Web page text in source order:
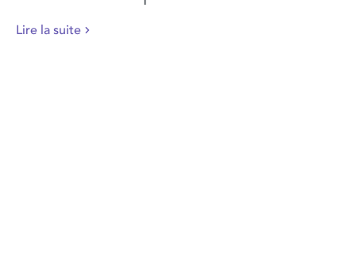
Lire la suite